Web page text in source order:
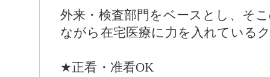
外来・検査部門をベースとし、そ
ながら在宅医療に力を入れている
★正看・准看OK